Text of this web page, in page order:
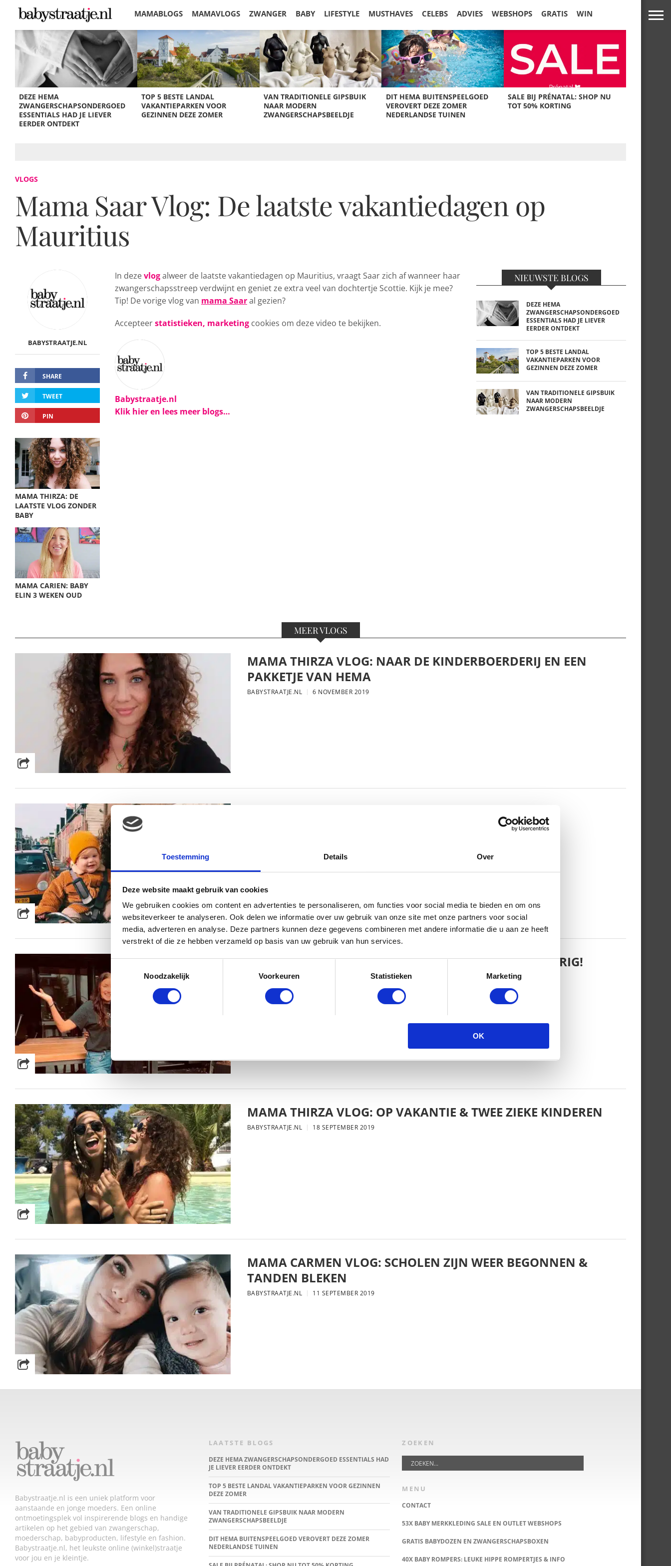
Toestemming Details Over
Deze website maakt gebruik van cookies
We gebruiken cookies om content en advertenties te personaliseren, om functies voor social media te bieden en om ons
websiteverkeer te analyseren. Ook delen we informatie over uw gebruik van onze site met onze partners voor social
media, adverteren en analyse. Deze partners kunnen deze gegevens combineren met andere informatie die u aan ze heeft
verstrekt of die ze hebben verzameld op basis van uw gebruik van hun services.
Noodzakelijk
Voorkeuren Statistieken Marketing
OK
MAMABLOGS MAMAVLOGS ZWANGER BABY LIFESTYLE MUSTHAVES CELEBS ADVIES WEBSHOPS GRATIS WIN
KORTINGEN
DEZE HEMA
ZWANGERSCHAPSONDERGOED
ESSENTIALS HAD JE LIEVER
EERDER ONTDEKT
TOP 5 BESTE LANDAL
VAKANTIEPARKEN VOOR
GEZINNEN DEZE ZOMER
VAN TRADITIONELE GIPSBUIK
NAAR MODERN
ZWANGERSCHAPSBEELDJE
DIT HEMA BUITENSPEELGOED
VEROVERT DEZE ZOMER
NEDERLANDSE TUINEN
SALE BIJ PRÉNATAL: SHOP NU
TOT 50% KORTING
VLOGS
Mama Saar Vlog: De laatste vakantiedagen op
Mauritius
BABYSTRAATJE.NL
SHARE
TWEET
PIN
MAMA THIRZA: DE
LAATSTE VLOG ZONDER
BABY
MAMA CARIEN: BABY
ELIN 3 WEKEN OUD
In dezevlogalweer de laatste vakantiedagen op Mauritius, vraagt Saar zich af wanneer haar
zwangerschapsstreep verdwijnt en geniet ze extra veel van dochtertje Scottie. Kijk je mee?
Tip! De vorige vlog van mama Saaral gezien?
Accepteerstatistieken, marketing cookies om deze video te bekijken.
Babystraatje.nl
Klik hier en lees meer blogs…
NIEUWSTE BLOGS
DEZE HEMA
ZWANGERSCHAPSONDERGOED
ESSENTIALS HAD JE LIEVER
EERDER ONTDEKT
TOP 5 BESTE LANDAL
VAKANTIEPARKEN VOOR
GEZINNEN DEZE ZOMER
VAN TRADITIONELE GIPSBUIK
NAAR MODERN
ZWANGERSCHAPSBEELDJE
MEER VLOGS
MAMA THIRZA VLOG: NAAR DE KINDERBOERDERIJ EN EEN
PAKKETJE VAN HEMA
BABYSTRAATJE.NL 6 NOVEMBER 2019
MAMA THIRZA VLOG: HET IS FEEST, WANT REBEL IS JARIG!
BABYSTRAATJE.NL
MAMA THIRZA VLOG: OP VAKANTIE & TWEE ZIEKE KINDEREN
BABYSTRAATJE.NL 18 SEPTEMBER 2019
MAMA CARMEN VLOG: SCHOLEN ZIJN WEER BEGONNEN &
TANDEN BLEKEN
BABYSTRAATJE.NL 11 SEPTEMBER 2019
Babystraatje.nl is een uniek platform voor
aanstaande en jonge moeders. Een online
ontmoetingsplek vol inspirerende blogs en handige
artikelen op het gebied van zwangerschap,
moederschap, babyproducten, lifestyle en fashion.
Babystraatje.nl, het leukste online (winkel)straatje
voor jou en je kleintje.
LAATSTE BLOGS
DEZE HEMA ZWANGERSCHAPSONDERGOED ESSENTIALS HAD
JE LIEVER EERDER ONTDEKT
TOP 5 BESTE LANDAL VAKANTIEPARKEN VOOR GEZINNEN
DEZE ZOMER
VAN TRADITIONELE GIPSBUIK NAAR MODERN
ZWANGERSCHAPSBEELDJE
DIT HEMA BUITENSPEELGOED VEROVERT DEZE ZOMER
NEDERLANDSE TUINEN
ZOEKEN
MENU
CONTACT
53X BABY MERKKLEDING SALE EN OUTLET WEBSHOPS
GRATIS BABYDOZEN EN ZWANGERSCHAPSBOXEN
40X BABY ROMPERS: LEUKE HIPPE ROMPERTJES & INFO